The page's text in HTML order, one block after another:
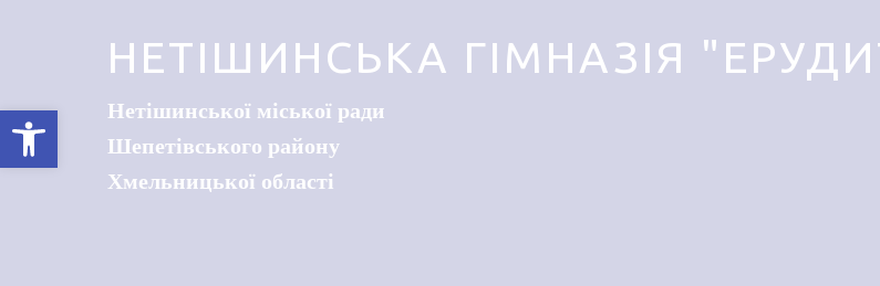
Відкрити Панель інструментів
НЕТІШИНСЬКА ГІМНАЗІЯ
Нетішинської міської ради
Шепетівського району
Хмельницької області